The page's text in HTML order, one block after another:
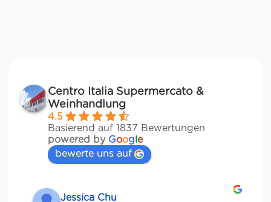
Centro Italia Supermercato &
Weinhandlung
4.5
Basierend auf 1837 Bewertungen
powered by Google
bewerte uns auf
Jessica Chu